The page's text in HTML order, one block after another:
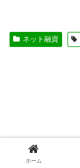
ネット融資
ホーム